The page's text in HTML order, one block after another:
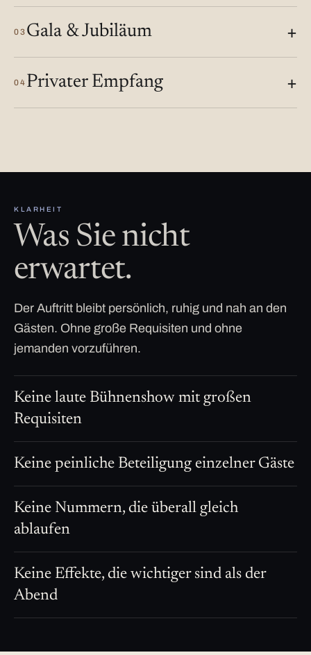
03 Gala & Jubiläum
04 Privater Empfang
KLARHEIT
Was Sie nicht
erwartet.
Der Auftritt bleibt persönlich, ruhig und nah an den
Gästen. Ohne große Requisiten und ohne
jemanden vorzuführen.
Keine laute Bühnenshow mit großen
Requisiten
Keine peinliche Beteiligung einzelner Gäste
Keine Nummern, die überall gleich
ablaufen
Keine Effekte, die wichtiger sind als der
Abend